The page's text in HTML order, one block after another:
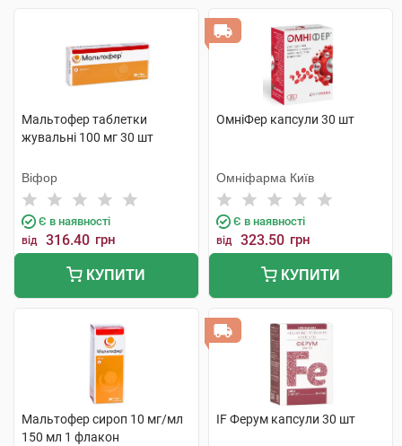
Мальтофер таблетки
жувальні 100 мг 30 шт
Віфор
Є в наявності
від 316.40 грн
КУПИТИ
ОмніФер капсули 30 шт
Омніфарма Київ
Є в наявності
від 323.50 грн
КУПИТИ
Мальтофер сироп 10 мг/мл
150 мл 1 флакон
IF Ферум капсули 30 шт